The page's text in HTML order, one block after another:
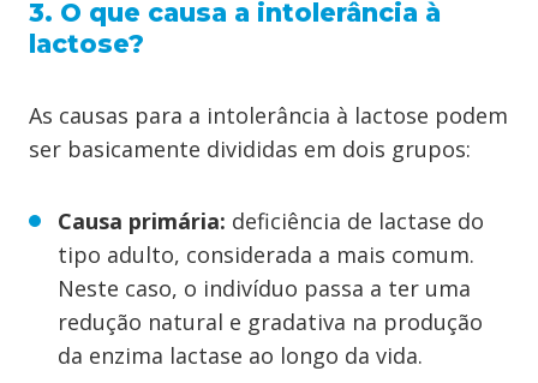
3. O que causa a intolerância à
lactose?
As causas para a intolerância à lactose podem
ser basicamente divididas em dois grupos:
Causa primária: deficiência de lactase do
tipo adulto, considerada a mais comum.
Neste caso, o indivíduo passa a ter uma
redução natural e gradativa na produção
da enzima lactase ao longo da vida.